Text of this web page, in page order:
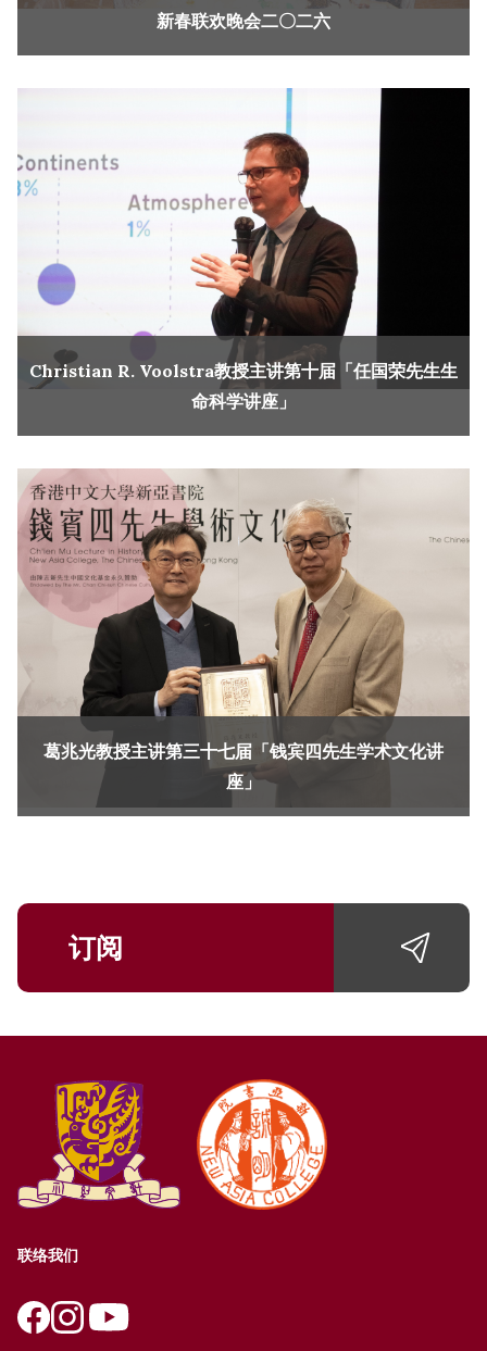
新春联欢晚会二〇二六
Christian R. Voolstra教授主讲第十届「任国荣先生生
命科学讲座」
葛兆光教授主讲第三十七届「钱宾四先生学术文化讲
座」
订阅
联络我们